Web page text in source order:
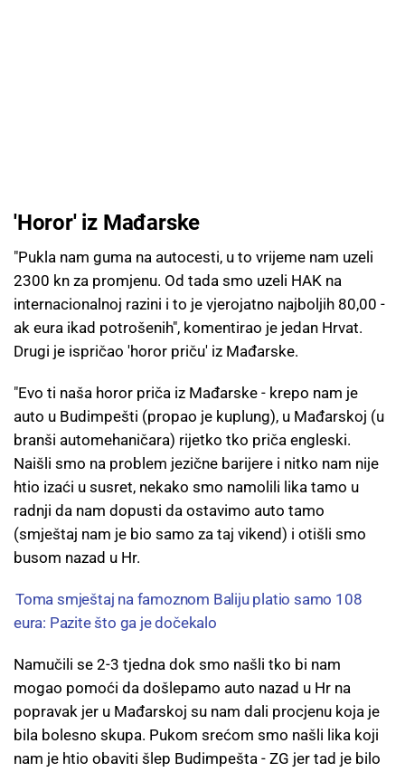
'Horor' iz Mađarske
"Pukla nam guma na autocesti, u to vrijeme nam uzeli
2300 kn za promjenu. Od tada smo uzeli HAK na
internacionalnoj razini i to je vjerojatno najboljih 80,00 -
ak eura ikad potrošenih", komentirao je jedan Hrvat.
Drugi je ispričao 'horor priču' iz Mađarske.
"Evo ti naša horor priča iz Mađarske - krepo nam je
auto u Budimpešti (propao je kuplung), u Mađarskoj (u
branši automehaničara) rijetko tko priča engleski.
Naišli smo na problem jezične barijere i nitko nam nije
htio izaći u susret, nekako smo namolili lika tamo u
radnji da nam dopusti da ostavimo auto tamo
(smještaj nam je bio samo za taj vikend) i otišli smo
busom nazad u Hr.
Toma smještaj na famoznom Baliju platio samo 108
eura: Pazite što ga je dočekalo
Namučili se 2-3 tjedna dok smo našli tko bi nam
mogao pomoći da došlepamo auto nazad u Hr na
popravak jer u Mađarskoj su nam dali procjenu koja je
bila bolesno skupa. Pukom srećom smo našli lika koji
nam je htio obaviti šlep Budimpešta - ZG jer tad je bilo